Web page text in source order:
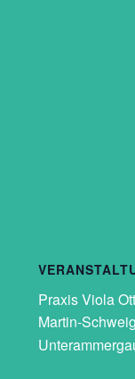
Praxis Viola Ott
Martin-